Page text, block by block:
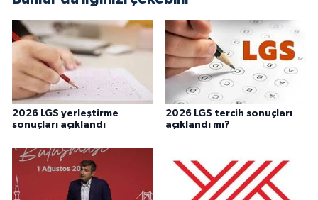
2026 LGS yerleştirme
sonuçları açıklandı
2026 LGS tercih sonuçları
açıklandı mı?